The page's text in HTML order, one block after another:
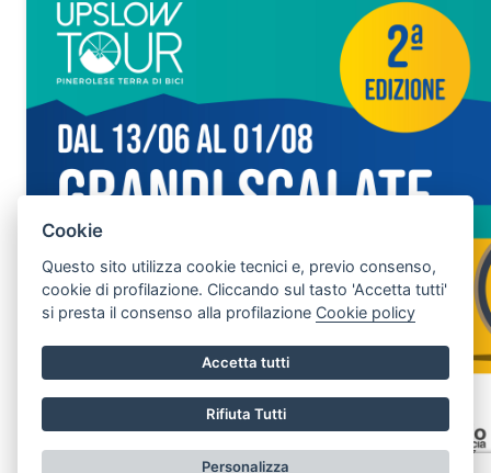
Cookie
Questo sito utilizza cookie tecnici e, previo consenso,
cookie di profilazione. Cliccando sul tasto 'Accetta tutti'
si presta il consenso alla profilazione Cookie policy
Accetta tutti
Rifiuta Tutti
Personalizza